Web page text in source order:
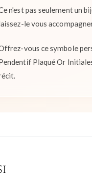
n'est pas seulement un
le vous
vous ce symbole
Plaqué Or